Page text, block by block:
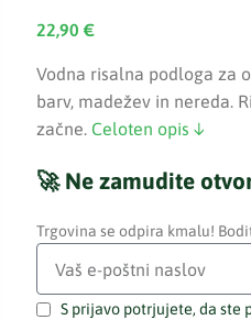
22,90 €
Vodna risalna podloga za
barv, madežev in nereda.
začne. Celoten opis ↓
🚀 Ne zamudite
Trgovina se odpira kmalu!
S prijavo potrjujete, da ste